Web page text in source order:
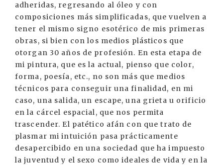
adheridas, regresando al óleo y con
composiciones más simplificadas, que vuelven a
tener el mismo signo esotérico de mis primeras
obras, si bien con los medios plásticos que
otorgan 30 años de profesión. En esta etapa de
mi pintura, que es la actual, pienso que color,
forma, poesía, etc., no son más que medios
técnicos para conseguir una finalidad, en mi
caso, una salida, un escape, una grieta u orificio
en la cárcel espacial, que nos permita
trascender. El patético afán con que trato de
plasmar mi intuición pasa prácticamente
desapercibido en una sociedad que ha impuesto
la juventud y el sexo como ideales de vida y en la